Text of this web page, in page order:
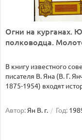
Огни на курганах.
полководца.
В книгу известного
писателя В. Яна (В. Г.
1875-1954) входят
Автор: Ян В. г. Год: